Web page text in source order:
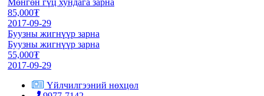
85,000₮
2017-09-29
Буузны жигнүүр зарна
Буузны жигнүүр зарна
55,000₮
2017-09-29
Үйлчилгээний нөхцөл